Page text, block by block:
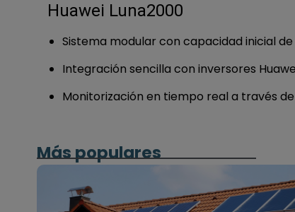
Huawei Luna2000
Sistema modular con capacidad inicial
Integración sencilla con inversores
Monitorización en tiempo real a través
Más populares